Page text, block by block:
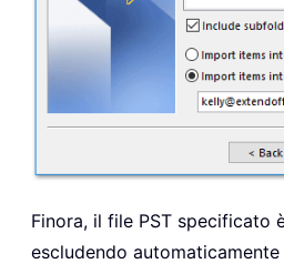
Finora, il file PST specificato
escludendo